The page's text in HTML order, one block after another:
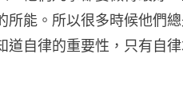
所能。所以很多時候他們
道自律的重要性，只有自